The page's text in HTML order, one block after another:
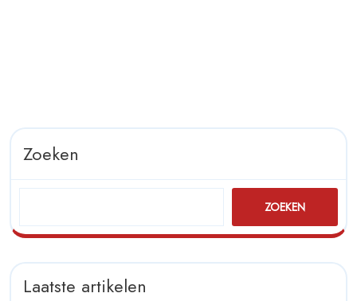
Zoeken
ZOEKEN
Laatste artikelen